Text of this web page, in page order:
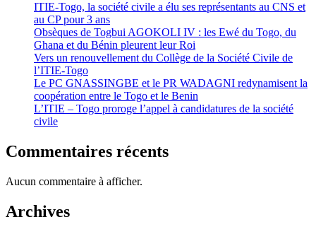
ITIE-Togo, la société civile a élu ses représentants au CNS et
au CP pour 3 ans
Obsèques de Togbui AGOKOLI IV : les Ewé du Togo, du
Ghana et du Bénin pleurent leur Roi
Vers un renouvellement du Collège de la Société Civile de
l’ITIE-Togo
Le PC GNASSINGBE et le PR WADAGNI redynamisent la
coopération entre le Togo et le Benin
L’ITIE – Togo proroge l’appel à candidatures de la société
civile
Commentaires récents
Aucun commentaire à afficher.
Archives